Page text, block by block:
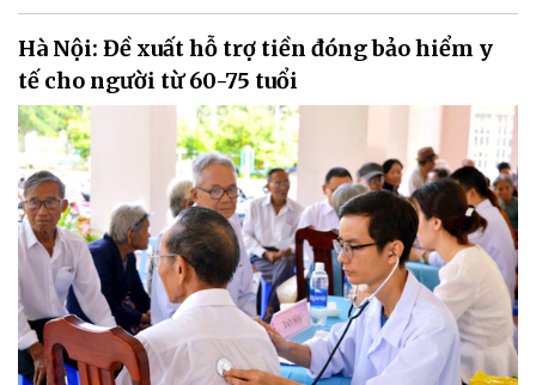
Hà Nội: Đề xuất hỗ trợ tiền đóng bảo hiểm y
tế cho người từ 60-75 tuổi